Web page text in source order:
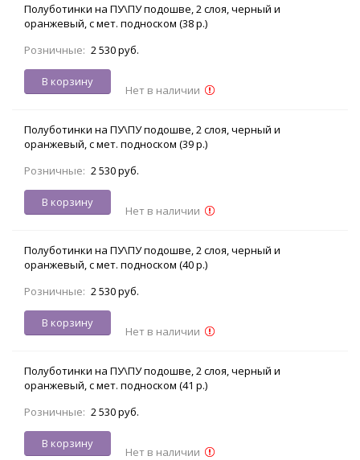
Полуботинки на ПУ\ПУ подошве, 2 слоя, черный и
оранжевый, с мет. подноском (38 р.)
Розничные: 2 530 руб.
В корзину
Нет в наличии
Полуботинки на ПУ\ПУ подошве, 2 слоя, черный и
оранжевый, с мет. подноском (39 р.)
Розничные: 2 530 руб.
В корзину
Нет в наличии
Полуботинки на ПУ\ПУ подошве, 2 слоя, черный и
оранжевый, с мет. подноском (40 р.)
Розничные: 2 530 руб.
В корзину
Нет в наличии
Полуботинки на ПУ\ПУ подошве, 2 слоя, черный и
оранжевый, с мет. подноском (41 р.)
Розничные: 2 530 руб.
В корзину
Нет в наличии